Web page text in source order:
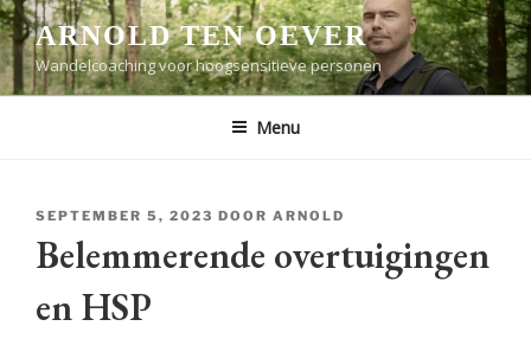
Ga
naar
de
inhoud
ARNOLD TEN OEVER
Wandelcoaching voor hoogsensitieve personen
Menu
GEPLAATST
SEPTEMBER 5, 2023 DOOR ARNOLD
Belemmerende overtuigingen
en HSP